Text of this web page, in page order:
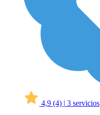
4,9 (4) | 3 servicios